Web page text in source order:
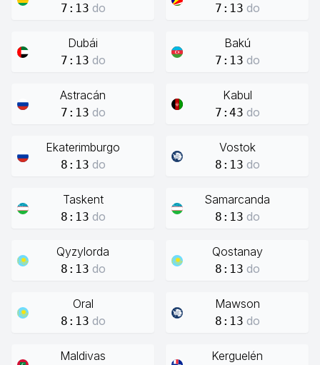
7:13 do 7:13 do
Dubái
7:13 do
Bakú
7:13 do
Astracán
7:13 do
Kabul
7:43 do
Ekaterimburgo
8:13 do
Vostok
8:13 do
Taskent
8:13 do
Samarcanda
8:13 do
Qyzylorda
8:13 do
Qostanay
8:13 do
Oral
8:13 do
Mawson
8:13 do
Maldivas Kerguelén